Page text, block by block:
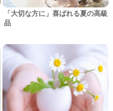
「大切な方に」喜ばれる夏の高級
品